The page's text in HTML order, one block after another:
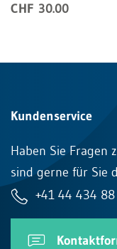
CHF 30.00
Kundenservice
Haben Sie Fragen
sind gerne für Sie
+41 44 434